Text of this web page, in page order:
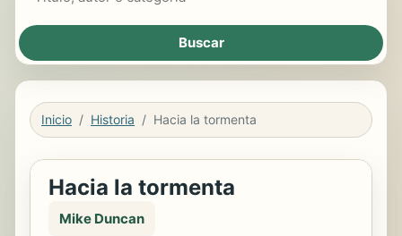
Inicio Historia Hacia la tormenta
Hacia la tormenta
Mike Duncan